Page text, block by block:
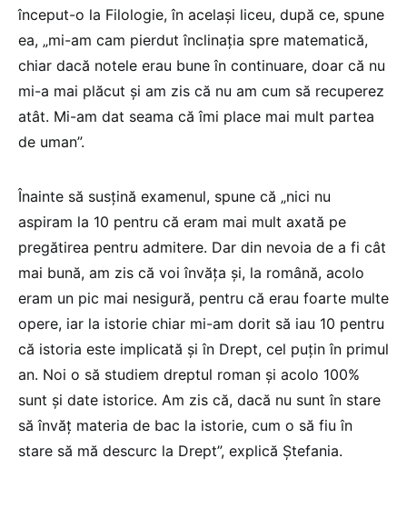
început-o la Filologie, în același liceu, după ce, spune
ea, „mi-am cam pierdut înclinația spre matematică,
chiar dacă notele erau bune în continuare, doar că nu
mi-a mai plăcut și am zis că nu am cum să recuperez
atât. Mi-am dat seama că îmi place mai mult partea
de uman”.
Înainte să susțină examenul, spune că „nici nu
aspiram la 10 pentru că eram mai mult axată pe
pregătirea pentru admitere. Dar din nevoia de a fi cât
mai bună, am zis că voi învăța și, la română, acolo
eram un pic mai nesigură, pentru că erau foarte multe
opere, iar la istorie chiar mi-am dorit să iau 10 pentru
că istoria este implicată și în Drept, cel puțin în primul
an. Noi o să studiem dreptul roman și acolo 100%
sunt și date istorice. Am zis că, dacă nu sunt în stare
să învăț materia de bac la istorie, cum o să fiu în
stare să mă descurc la Drept”, explică Ștefania.